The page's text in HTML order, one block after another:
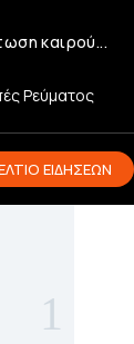
καιρού...
Ρεύματος
ΕΙΔΗΣΕΩΝ